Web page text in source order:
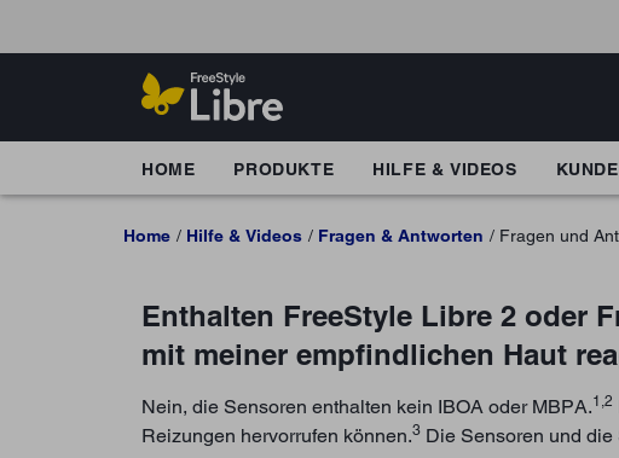
HOME PRODUKTE HILFE & VIDEOS
Home Hilfe & Videos Fragen & Antworten Fragen und
Enthalten FreeStyle Libre 2 oder
mit meiner empfindlichen Haut
Nein, die Sensoren enthalten kein IBOA oder MBPA.1,2
Reizungen hervorrufen können.3 Die Sensoren und